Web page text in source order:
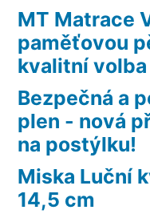
MT Matrace
paměťovou
kvalitní
Bezpečná a
plen - nová
na postýlku!
Miska Luční
14,5 cm